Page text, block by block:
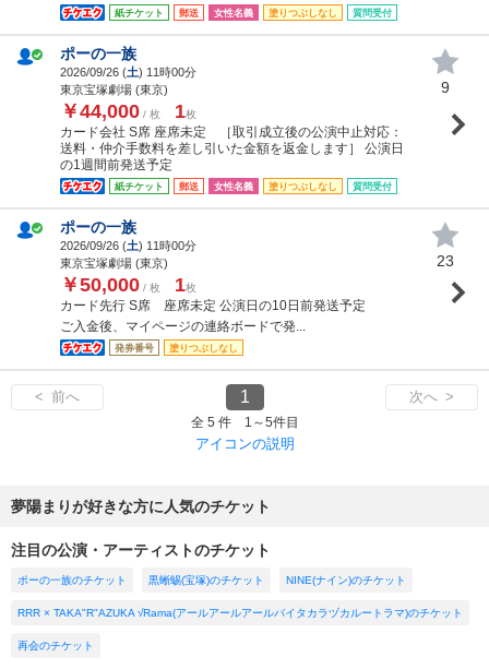
紙チケット 郵送 女性名義 塗りつぶしなし 質問受付
ポーの一族
2026/09/26 (土) 11時00分
東京宝塚劇場 (東京)
￥44,000 / 枚 1枚
カード会社 S席 座席未定 ［取引成立後の公演中止対応：
送料・仲介手数料を差し引いた金額を返金します］ 公演日
の1週間前発送予定
紙チケット 郵送 女性名義 塗りつぶしなし 質問受付
9
ポーの一族
2026/09/26 (土) 11時00分
東京宝塚劇場 (東京)
￥50,000 / 枚 1枚
カード先行 S席 座席未定 公演日の10日前発送予定
ご入金後、マイページの連絡ボードで発...
発券番号 塗りつぶしなし
23
< 前へ 1 次へ >
全 5 件 1～5件目
アイコンの説明
夢陽まりが好きな方に人気のチケット
注目の公演・アーティストのチケット
ポーの一族のチケット 黒蜥蜴(宝塚)のチケット NINE(ナイン)のチケット
RRR × TAKA"R"AZUKA √Rama(アールアールアールバイタカラヅカルートラマ)のチケット
再会のチケット